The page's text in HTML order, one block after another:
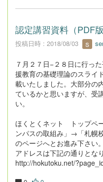
認定講習資料（PDF
投稿日時 : 2018/08/03
７月２７日−２８日に行
援教育の基礎理論のスライ
載いたしました。大部分の
ているかと思いますが、受
い。
ほくとくネット トップペ
ンパスの取組み」→「札幌
のページへとお進み下さい。
アドレスは下記の通りと
http://hokutoku.net/